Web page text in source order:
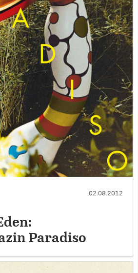
02.08.2012
Paradiso